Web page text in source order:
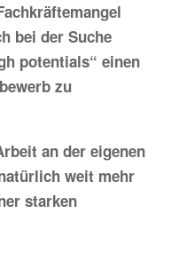
bei der Suche
potentials“ einen
zu
an der eigenen
weit mehr
starken